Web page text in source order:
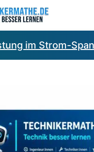
im Strom-